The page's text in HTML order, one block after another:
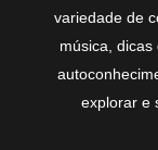
variedade de
música,
explorar e